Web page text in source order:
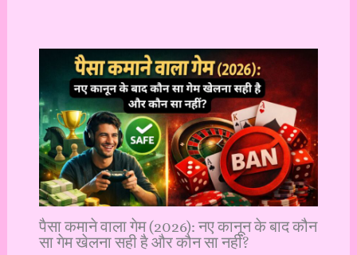
पैसा कमाने वाला गेम (2026): नए कानून के बाद कौन
सा गेम खेलना सही है और कौन सा नहीं?